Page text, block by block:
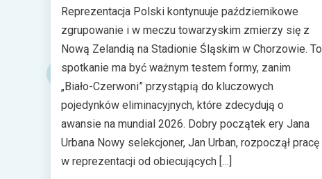
Reprezentacja Polski kontynuuje październikowe
zgrupowanie i w meczu towarzyskim zmierzy się z
Nową Zelandią na Stadionie Śląskim w Chorzowie. To
spotkanie ma być ważnym testem formy, zanim
„Biało-Czerwoni” przystąpią do kluczowych
pojedynków eliminacyjnych, które zdecydują o
awansie na mundial 2026. Dobry początek ery Jana
Urbana Nowy selekcjoner, Jan Urban, rozpoczął pracę
w reprezentacji od obiecujących […]